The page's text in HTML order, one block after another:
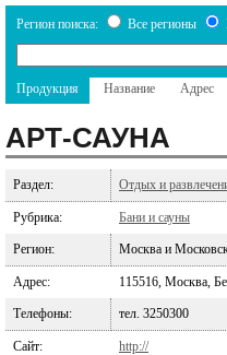
Регион поиска: Все регионы
Продукция Название Адрес
АРТ-САУНА
Раздел: Отдых и
Рубрика: Бани и сауны
Регион: Москва и
Адрес: 115516, Москва,
Телефоны: тел. 3250300
Сайт: http://